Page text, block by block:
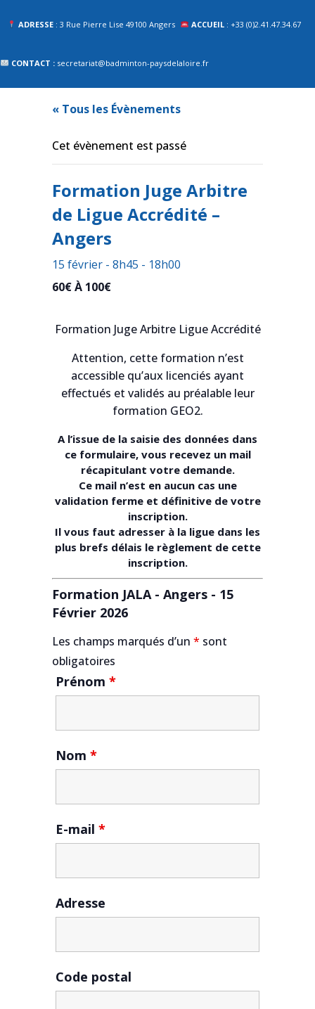
ADRESSE : 3 Rue Pierre Lise 49100 Angers ACCUEIL : +33 (0)2.41.47.34.67
CONTACT : secretariat@badminton-paysdelaloire.fr
« Tous les Évènements
Cet évènement est passé
Formation Juge Arbitre
de Ligue Accrédité –
Angers
15 février - 8h45 - 18h00
60€ À 100€
Formation Juge Arbitre Ligue Accrédité
Attention, cette formation n’est
accessible qu’aux licenciés ayant
effectués et validés au préalable leur
formation GEO2.
A l’issue de la saisie des données dans
ce formulaire, vous recevez un mail
récapitulant votre demande.
Ce mail n’est en aucun cas une
validation ferme et définitive de votre
inscription.
Il vous faut adresser à la ligue dans les
plus brefs délais le règlement de cette
inscription.
Formation JALA - Angers - 15
Février 2026
Les champs marqués d’un * sont
obligatoires
Prénom *
Nom *
E-mail *
Adresse
Code postal